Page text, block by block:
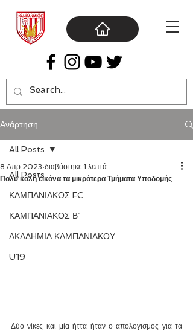
Ανάρτηση
All Posts
ΚΑΜΠΑΝΙΑΚΟΣ FC
ΚΑΜΠΑΝΙΑΚΟΣ Β΄
ΑΚΑΔΗΜΙΑ ΚΑΜΠΑΝΙΑΚΟΥ
U19
All Posts
Πολύ καλή εικόνα τα μικρότερα Τμήματα Υποδομής
8 Απρ 2023 διαβάστηκε 1 λεπτά
Δύο νίκες και μία ήττα ήταν ο απολογισμός για τα